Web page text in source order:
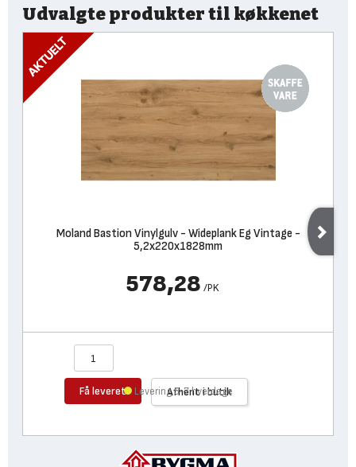
Udvalgte produkter til køkkenet
Moland Bastion Vinylgulv - Wideplank Eg Vintage -
5,2x220x1828mm
578,28 /PK
Få leveret Afhent i butik
Levering 5-7 hverdage